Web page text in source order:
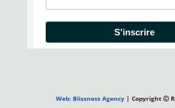
S'inscrire
Web: Blissness Agency| Copyright Ⓒ